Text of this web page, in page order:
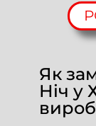
Як
Ніч у